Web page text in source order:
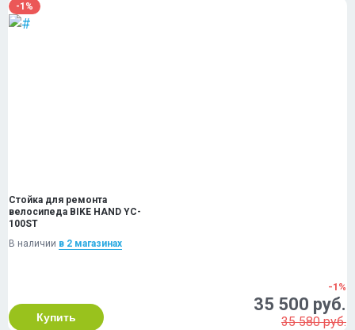
-1%
Стойка для ремонта
велосипеда BIKE HAND YC-
100ST
В наличии в 2 магазинах
Купить
-1%
35 500 руб.
35 580 руб.